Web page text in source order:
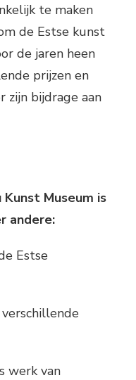
te maken
de Estse kunst
de jaren heen
prijzen en
zijn bijdrage aan
Museum is
andere:
Estse
werk van